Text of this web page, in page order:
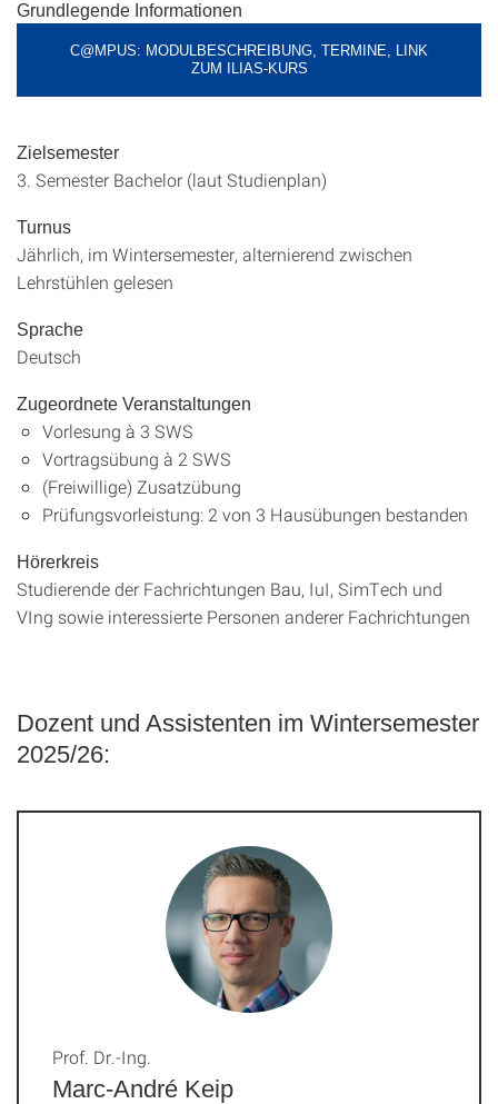
Grundlegende Informationen
C@MPUS: MODULBESCHREIBUNG, TERMINE, LINK
ZUM ILIAS-KURS
Zielsemester
3. Semester Bachelor (laut Studienplan)
Turnus
Jährlich, im Wintersemester, alternierend zwischen
Lehrstühlen gelesen
Sprache
Deutsch
Zugeordnete Veranstaltungen
Vorlesung à 3 SWS
Vortragsübung à 2 SWS
(Freiwillige) Zusatzübung
Prüfungsvorleistung: 2 von 3 Hausübungen bestanden
Hörerkreis
Studierende der Fachrichtungen Bau, IuI, SimTech und
VIng sowie interessierte Personen anderer Fachrichtungen
Dozent und Assistenten im Wintersemester
2025/26:
Marc-André Keip
Prof. Dr.-Ing.